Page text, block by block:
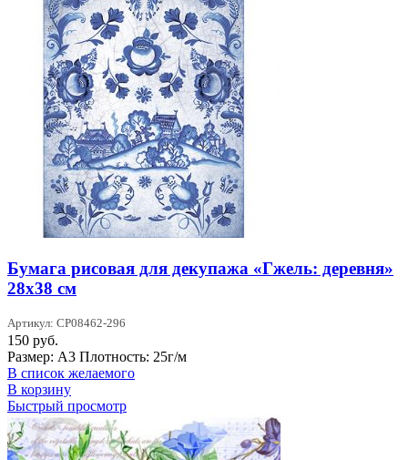
Бумага рисовая для декупажа «Гжель: деревня»
28х38 см
Артикул: CP08462-296
150 руб.
Размер: А3 Плотность: 25г/м
В список желаемого
В корзину
Быстрый просмотр